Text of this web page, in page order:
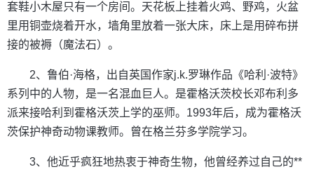
套鞋小木屋只有一个房间。天花板上挂着火鸡、野鸡，火盆
里用铜壶烧着开水，墙角里放着一张大床，床上是用碎布拼
接的被褥（魔法石）。
2、鲁伯·海格，出自英国作家j.k.罗琳作品《哈利·波特》
系列中的人物，是一名混血巨人。是霍格沃茨校长邓布利多
派来接哈利到霍格沃茨上学的巫师。1993年后，成为霍格沃
茨保护神奇动物课教师。曾在格兰芬多学院学习。
3、他近乎疯狂地热衷于神奇生物，他曾经养过自己的**